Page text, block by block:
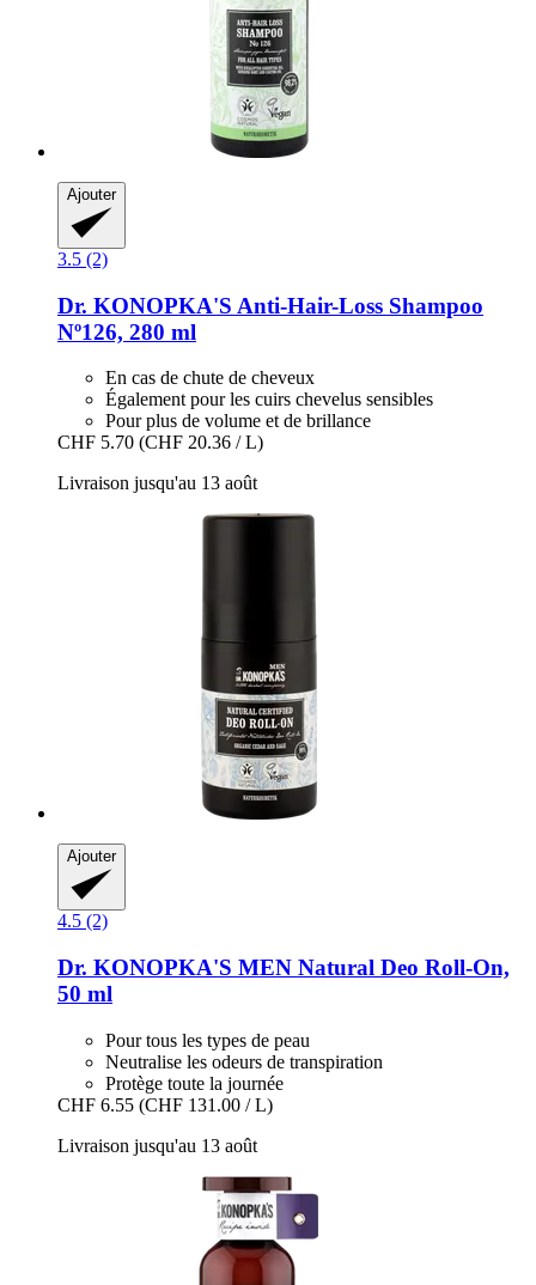
Ajouter
3.5 (2)
Dr. KONOPKA'S Anti-​Hair-​Loss Shampoo
Nº126, 280 ml
En cas de chute de cheveux
Également pour les cuirs chevelus sensibles
Pour plus de volume et de brillance
CHF 5.70 (CHF 20.36 / L)
Livraison jusqu'au 13 août
Ajouter
4.5 (2)
Dr. KONOPKA'S MEN Natural Deo Roll-​On,
50 ml
Pour tous les types de peau
Neutralise les odeurs de transpiration
Protège toute la journée
CHF 6.55 (CHF 131.00 / L)
Livraison jusqu'au 13 août